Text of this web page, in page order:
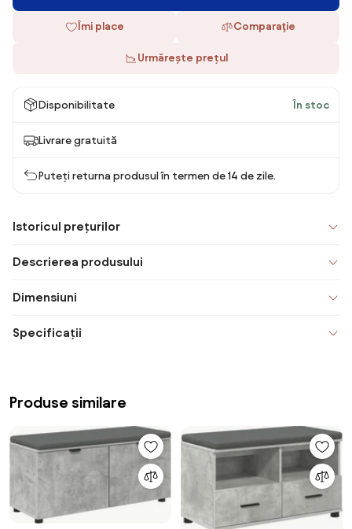
Îmi place Comparaţie
Urmărește prețul
Disponibilitate În stoc
Livrare gratuită
Puteți returna produsul în termen de 14 de zile.
Istoricul prețurilor
Descrierea produsului
Dimensiuni
Specificații
Produse similare